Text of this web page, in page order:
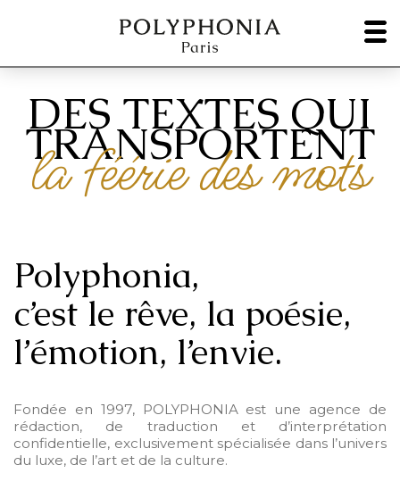
DES TEXTES QUI
TRANSPORTENT
la féérie des mots
Polyphonia,
c’est le rêve, la poésie,
l’émotion, l’envie.
Fondée en 1997, POLYPHONIA est une agence de
rédaction, de traduction et d’interprétation
confidentielle, exclusivement spécialisée dans l’univers
du luxe, de l’art et de la culture.